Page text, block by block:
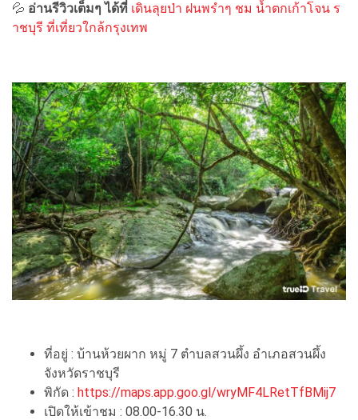
💦 อ่านรีวิวเต็มๆ ได้ที่ เดินลุยป่า ฝนพรำๆ ชม น้ำตกเก้าโจน ร
าชบุรี ที่เที่ยวใกล้กรุงเทพ
ที่อยู่ : บ้านห้วยผาก หมู่ 7 ตำบลสวนผึ้ง อำเภอสวนผึ้ง
จังหวัดราชบุรี
พิกัด : https://maps.app.goo.gl/wryMF4LRetTfBMij7
เปิดให้เข้าชม : 08.00-16.30 น.